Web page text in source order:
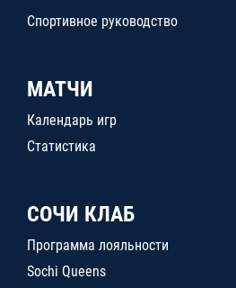
Спортивное руководство
МАТЧИ
Календарь игр
Статистика
СОЧИ КЛАБ
Программа лояльности
Sochi Queens